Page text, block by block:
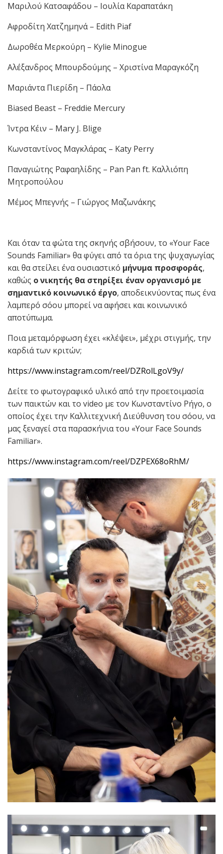
Μαριλού Κατσαφάδου – Ιουλία Καραπατάκη
Αφροδίτη Χατζημηνά – Edith Piaf
Δωροθέα Μερκούρη – Kylie Minogue
Αλέξανδρος Μπουρδούμης – Χριστίνα Μαραγκόζη
Μαριάντα Πιερίδη – Πάολα
Biased Beast – Freddie Mercury
Ίντρα Κέιν – Mary J. Blige
Κωνσταντίνος Μαγκλάρας – Katy Perry
Παναγιώτης Ραφαηλίδης – Pan Pan ft. Καλλιόπη
Μητροπούλου
Μέμος Μπεγνής – Γιώργος Μαζωνάκης
Και όταν τα φώτα της σκηνής σβήσουν, το «Your Face
Sounds Familiar» θα φύγει από τα όρια της ψυχαγωγίας
και θα στείλει ένα ουσιαστικό μήνυμα προσφοράς,
καθώς ο νικητής θα στηρίξει έναν οργανισμό με
σημαντικό κοινωνικό έργο, αποδεικνύοντας πως ένα
λαμπερό σόου μπορεί να αφήσει και κοινωνικό
αποτύπωμα.
Ποια μεταμόρφωση έχει «κλέψει», μέχρι στιγμής, την
καρδιά των κριτών;
https://www.instagram.com/reel/DZRolLgoV9y/
Δείτε το φωτογραφικό υλικό από την προετοιμασία
των παικτών και το video με τον Κωνσταντίνο Ρήγο, ο
οποίος έχει την Καλλιτεχνική Διεύθυνση του σόου, να
μας ξεναγεί στα παρασκήνια του «Your Face Sounds
Familiar».
https://www.instagram.com/reel/DZPEX68oRhM/